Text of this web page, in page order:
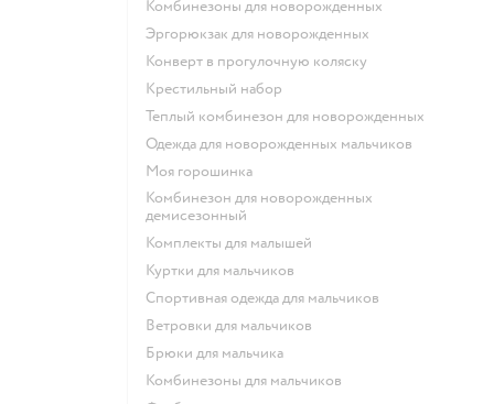
Комбинезоны для новорожденных
Эргорюкзак для новорожденных
Конверт в прогулочную коляску
Крестильный набор
Теплый комбинезон для новорожденных
Одежда для новорожденных мальчиков
Моя горошинка
Комбинезон для новорожденных
демисезонный
Комплекты для малышей
Куртки для мальчиков
Спортивная одежда для мальчиков
Ветровки для мальчиков
Брюки для мальчика
Комбинезоны для мальчиков